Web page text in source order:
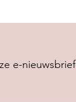
e-nieuwsbrief